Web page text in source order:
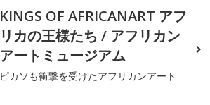
KINGS OF AFRICANART アフ
リカの王様たち / アフリカン
アートミュージアム
ピカソも衝撃を受けたアフリカンアート